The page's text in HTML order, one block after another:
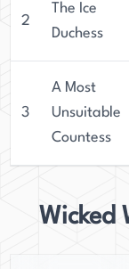
2
The Ice
Duchess
3
A Most
Unsuitable
Countess
Wicked